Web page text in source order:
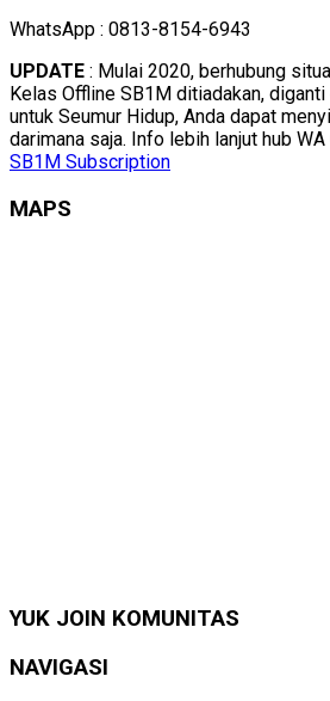
WhatsApp : 0813-8154-6943
UPDATE : Mulai 2020, berhubung
Kelas Offline SB1M ditiadakan,
untuk Seumur Hidup, Anda dapat
darimana saja. Info lebih lanjut hub
SB1M Subscription
MAPS
YUK JOIN KOMUNITAS
NAVIGASI